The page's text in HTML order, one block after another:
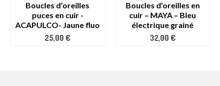
Boucles d’oreilles
puces en cuir -
ACAPULCO- Jaune fluo
25,00 €
Boucles d’oreilles en
cuir – MAYA – Bleu
électrique grainé
32,00 €